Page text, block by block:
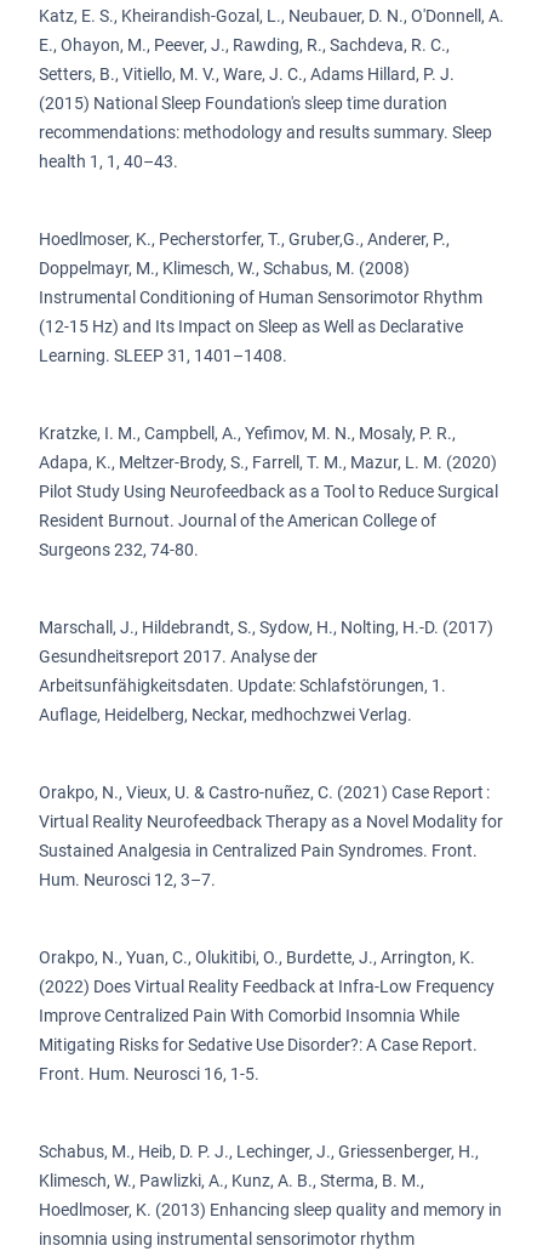
Katz, E. S., Kheirandish-Gozal, L., Neubauer, D. N., O'Donnell, A.
E., Ohayon, M., Peever, J., Rawding, R., Sachdeva, R. C.,
Setters, B., Vitiello, M. V., Ware, J. C., Adams Hillard, P. J.
(2015) National Sleep Foundation's sleep time duration
recommendations: methodology and results summary. Sleep
health 1, 1, 40–43.
Hoedlmoser, K., Pecherstorfer, T., Gruber,G., Anderer, P.,
Doppelmayr, M., Klimesch, W., Schabus, M. (2008)
Instrumental Conditioning of Human Sensorimotor Rhythm
(12-15 Hz) and Its Impact on Sleep as Well as Declarative
Learning. SLEEP 31, 1401–1408.
Kratzke, I. M., Campbell, A., Yefimov, M. N., Mosaly, P. R.,
Adapa, K., Meltzer-Brody, S., Farrell, T. M., Mazur, L. M. (2020)
Pilot Study Using Neurofeedback as a Tool to Reduce Surgical
Resident Burnout. Journal of the American College of
Surgeons 232, 74-80.
Marschall, J., Hildebrandt, S., Sydow, H., Nolting, H.-D. (2017)
Gesundheitsreport 2017. Analyse der
Arbeitsunfähigkeitsdaten. Update: Schlafstörungen, 1.
Auflage, Heidelberg, Neckar, medhochzwei Verlag.
Orakpo, N., Vieux, U. & Castro-nuñez, C. (2021) Case Report :
Virtual Reality Neurofeedback Therapy as a Novel Modality for
Sustained Analgesia in Centralized Pain Syndromes. Front.
Hum. Neurosci 12, 3–7.
Orakpo, N., Yuan, C., Olukitibi, O., Burdette, J., Arrington, K.
(2022) Does Virtual Reality Feedback at Infra-Low Frequency
Improve Centralized Pain With Comorbid Insomnia While
Mitigating Risks for Sedative Use Disorder?: A Case Report.
Front. Hum. Neurosci 16, 1-5.
Schabus, M., Heib, D. P. J., Lechinger, J., Griessenberger, H.,
Klimesch, W., Pawlizki, A., Kunz, A. B., Sterma, B. M.,
Hoedlmoser, K. (2013) Enhancing sleep quality and memory in
insomnia using instrumental sensorimotor rhythm